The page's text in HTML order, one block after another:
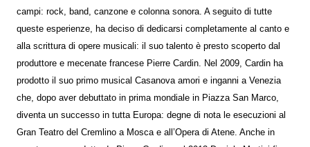
campi: rock, band, canzone e colonna sonora. A seguito di tutte
queste esperienze, ha deciso di dedicarsi completamente al canto e
alla scrittura di opere musicali: il suo talento è presto scoperto dal
produttore e mecenate francese Pierre Cardin. Nel 2009, Cardin ha
prodotto il suo primo musical Casanova amori e inganni a Venezia
che, dopo aver debuttato in prima mondiale in Piazza San Marco,
diventa un successo in tutta Europa: degne di nota le esecuzioni al
Gran Teatro del Cremlino a Mosca e all’Opera di Atene. Anche in